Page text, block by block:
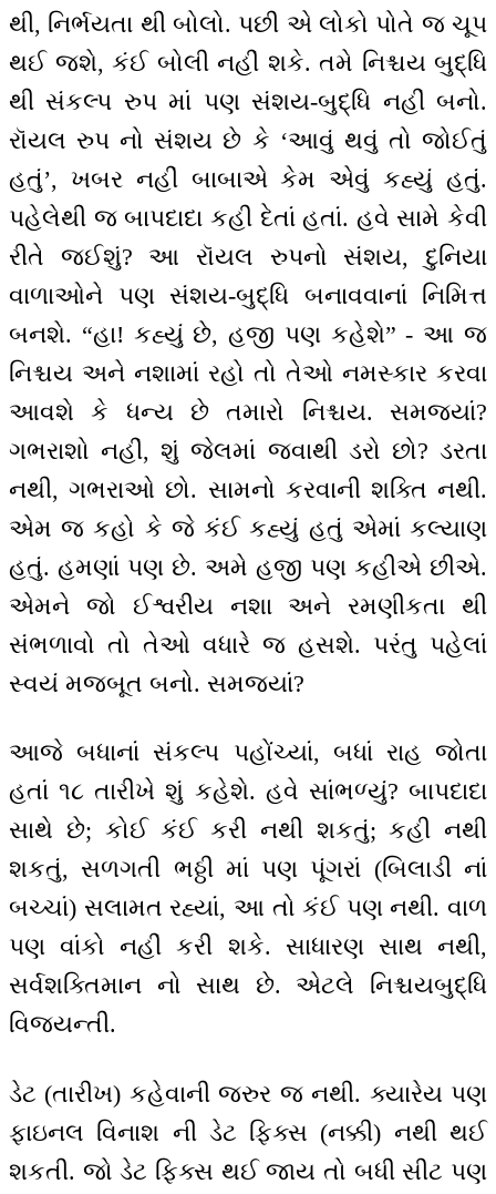
થી, નિર્ભયતા થી બોલો. પછી એ લોકો પોતે જ ચૂપ
થઈ જશે, કંઈ બોલી નહીં શકે. તમે નિશ્ચય બુદ્ધિ
થી સંકલ્પ રુપ માં પણ સંશય-બુદ્ધિ નહીં બનો.
રૉયલ રુપ નો સંશય છે કે ‘આવું થવું તો જોઈતું
હતું’, ખબર નહીં બાબાએ કેમ એવું કહ્યું હતું.
પહેલેથી જ બાપદાદા કહી દેતાં હતાં. હવે સામે કેવી
રીતે જઈશું? આ રૉયલ રુપનો સંશય, દુનિયા
વાળાઓને પણ સંશય-બુદ્ધિ બનાવવાનાં નિમિત્ત
બનશે. “હા! કહ્યું છે, હજી પણ કહેશે” - આ જ
નિશ્ચય અને નશામાં રહો તો તેઓ નમસ્કાર કરવા
આવશે કે ધન્ય છે તમારો નિશ્ચય. સમજ્યાં?
ગભરાશો નહીં, શું જેલમાં જવાથી ડરો છો? ડરતા
નથી, ગભરાઓ છો. સામનો કરવાની શક્તિ નથી.
એમ જ કહો કે જે કંઈ કહ્યું હતું એમાં કલ્યાણ
હતું. હમણાં પણ છે. અમે હજી પણ કહીએ છીએ.
એમને જો ઈશ્વરીય નશા અને રમણીકતા થી
સંભળાવો તો તેઓ વધારે જ હસશે. પરંતુ પહેલાં
સ્વયં મજબૂત બનો. સમજ્યાં?
આજે બધાનાં સંકલ્પ પહોંચ્યાં, બધાં રાહ જોતા
હતાં ૧૮ તારીખે શું કહેશે. હવે સાંભળ્યું? બાપદાદા
સાથે છે; કોઈ કંઈ કરી નથી શકતું; કહી નથી
શકતું, સળગતી ભઠ્ઠી માં પણ પૂંગરાં (બિલાડી નાં
બચ્ચાં) સલામત રહ્યાં, આ તો કંઈ પણ નથી. વાળ
પણ વાંકો નહીં કરી શકે. સાધારણ સાથ નથી,
સર્વશક્તિમાન નો સાથ છે. એટલે નિશ્ચયબુદ્ધિ
વિજયન્તી.
ડેટ (તારીખ) કહેવાની જરુર જ નથી. ક્યારેય પણ
ફાઇનલ વિનાશ ની ડેટ ફિક્સ (નક્કી) નથી થઈ
શકતી. જો ડેટ ફિક્સ થઈ જાય તો બધી સીટ પણ